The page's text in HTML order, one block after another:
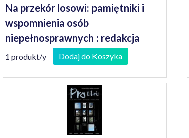
Na przekór losowi: pamiętniki i
wspomnienia osób
niepełnosprawnych : redakcja
Janusz Koniusz
1 produkt/y Dodaj do Koszyka